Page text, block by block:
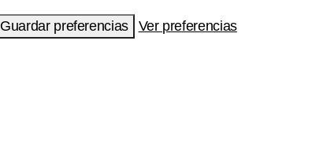
Guardar preferencias
Ver preferencias